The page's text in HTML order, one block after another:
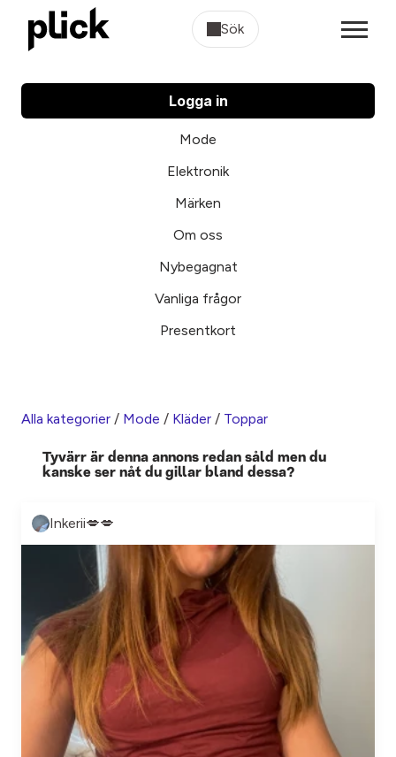
Sök
Logga in
Mode
Elektronik
Märken
Om oss
Nybegagnat
Vanliga frågor
Presentkort
Alla kategorier / Mode / Kläder / Toppar
Tyvärr är denna annons redan såld men du
kanske ser nåt du gillar bland dessa?
Inkerii💋💋